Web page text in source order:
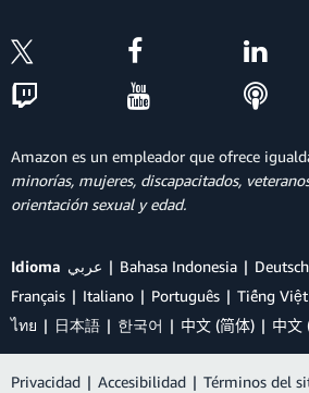
Amazon es un empleador que ofrece
minorías, mujeres, discapacitados,
orientación sexual y edad.
Idioma عربي Bahasa Indonesia Deutsch
Français
Italiano Português Tiếng Việt
ไทย
日本語 한국어 中文 (简体) 中文
Privacidad | Accesibilidad | Términos del